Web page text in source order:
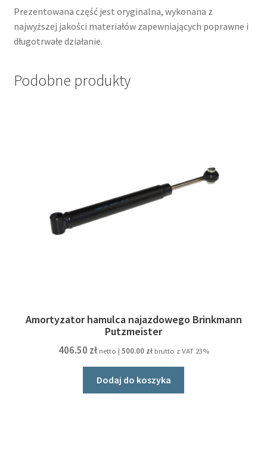
Prezentowana część jest oryginalna, wykonana z
najwyższej jakości materiałów zapewniających poprawne i
długotrwałe działanie.
Podobne produkty
Amortyzator hamulca najazdowego Brinkmann
Putzmeister
406.50 zł netto | 500.00 złbrutto z VAT 23%
Dodaj do koszyka